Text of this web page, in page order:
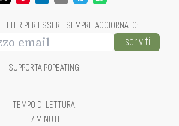
PER ESSERE SEMPRE AGGIORNATO:
Iscriviti
SUPPORTA POPEATING:
TEMPO DI LETTURA:
7 MINUTI